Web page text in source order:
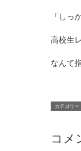
「しっ
高校生
なんて
カテゴリー
コメ